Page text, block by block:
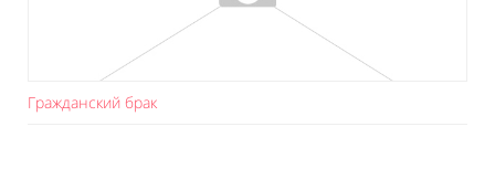
Гражданский брак